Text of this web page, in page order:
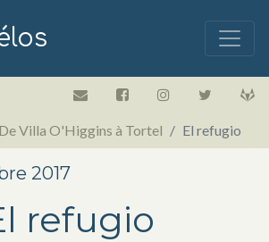
De Villa O'Higgins à Tortel El refugio
2017
refugio